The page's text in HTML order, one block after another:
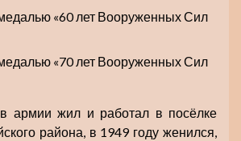
«60 лет Вооруженных Сил
«70 лет Вооруженных Сил
армии жил и работал в посёлке
района, в 1949 году женился,